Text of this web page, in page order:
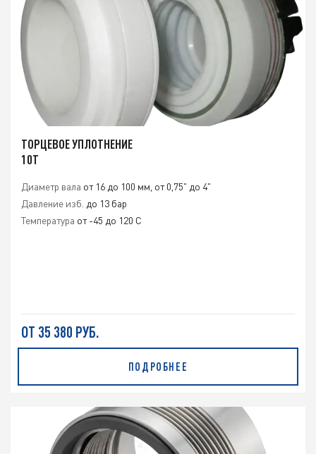
ТОРЦЕВОЕ УПЛОТНЕНИЕ
10T
Диаметр вала от 16 до 100 мм, от 0,75" до 4"
Давление изб. до 13 бар
Температура от -45 до 120 C
ОТ 35 380 РУБ.
ПОДРОБНЕЕ